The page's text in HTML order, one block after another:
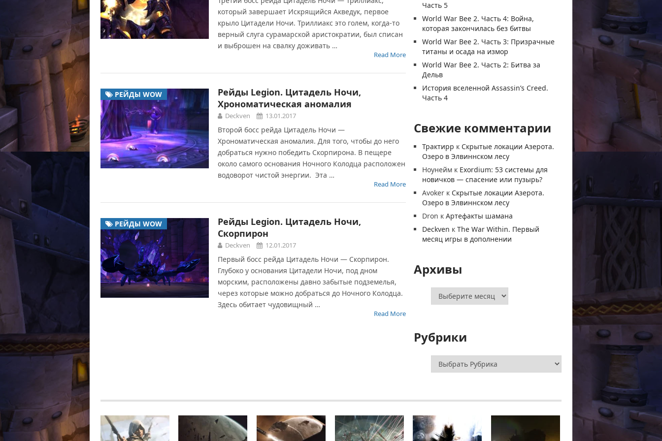
который завершает Искрящийся Акведук, первое
крыло Цитадели Ночи. Триллиакс это голем, когда-то
верный слуга сурамарской аристократии, был списан
и выброшен на свалку доживать …
Read More
РЕЙДЫ WOW
Рейды Legion. Цитадель Ночи,
Хрономатическая аномалия
Deckven 13.01.2017
Второй босс рейда Цитадель Ночи —
Хрономатическая аномалия. Для того, чтобы до него
добраться нужно победить Скорпирона. В пещере
около самого основания Ночного Колодца расположен
водоворот чистой энергии. Эта …
Read More
РЕЙДЫ WOW
Рейды Legion. Цитадель Ночи,
Скорпирон
Deckven 12.01.2017
Первый босс рейда Цитадель Ночи — Скорпирон.
Глубоко у основания Цитадели Ночи, под дном
морским, расположены давно забытые подземелья,
через которые можно добраться до Ночного Колодца.
Здесь обитает чудовищный …
Read More
Часть 5
World War Bee 2. Часть 4: Война,
которая закончилась без битвы
World War Bee 2. Часть 3: Призрачные
титаны и осада на измор
World War Bee 2. Часть 2: Битва за
Дельв
История вселенной Assassin’s Creed.
Часть 4
Свежие комментарии
Трактирр к Скрытые локации Азерота.
Озеро в Элвиннском лесу
Ноунейм к Exordium: 53 системы для
новичков — спасение или пузырь?
Avoker к Скрытые локации Азерота.
Озеро в Элвиннском лесу
Dron кАртефакты шамана
Deckven кThe War Within. Первый
месяц игры в дополнении
Архивы
Архивы
Рубрики
Рубрики